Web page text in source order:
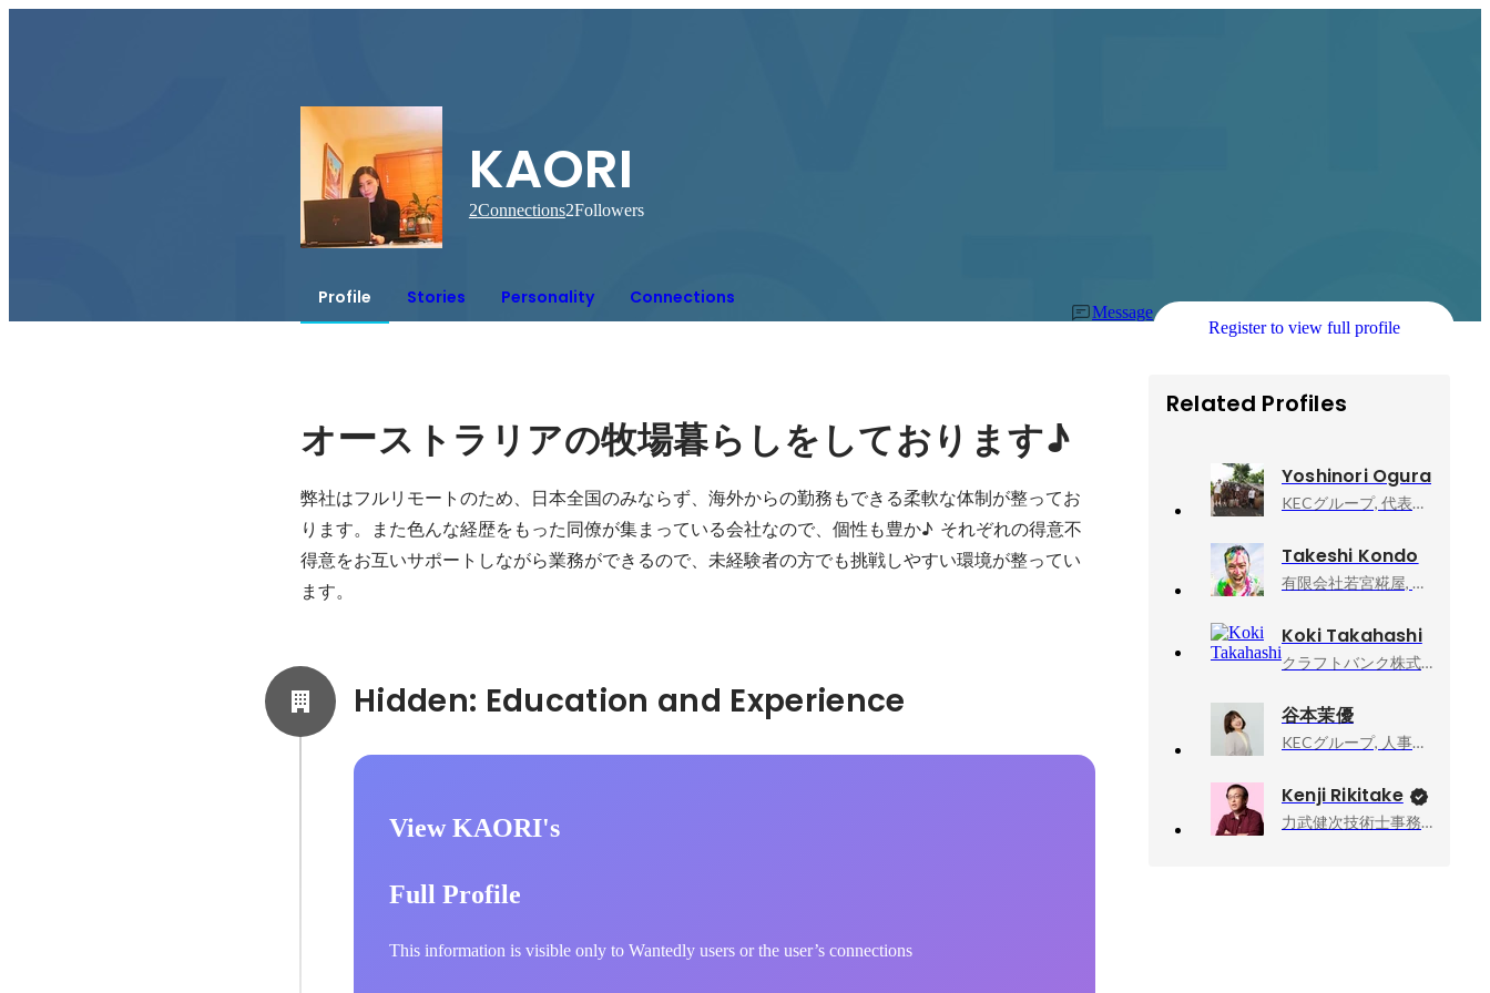
KAORI
2Connections2Followers
Profile Stories Personality Connections
Message
Register to view full profile
オーストラリアの牧場暮らしをしております♪
弊社はフルリモートのため、日本全国のみならず、海外からの勤務もできる柔軟な体制が整ってお
ります。また色んな経歴をもった同僚が集まっている会社なので、個性も豊か♪  それぞれの得意不
得意をお互いサポートしながら業務ができるので、未経験者の方でも挑戦しやすい環境が整ってい
ます。
View KAORI's
Full Profile
This information is visible only to Wantedly users or the user’s connections
Related Profiles
Yoshinori Ogura
KECグループ, 代表取締役
Takeshi Kondo
有限会社若宮糀屋, 取締役
Koki Takahashi
クラフトバンク株式会社, 執行役員 地域事業本部長
谷本茉優
KECグループ, 人事部採用課：中途・キャリアPSチームリーダー
Kenji Rikitake
力武健次技術士事務所, 所長